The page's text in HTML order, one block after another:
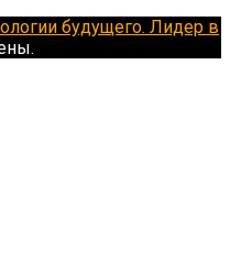
будущего. Лидер в